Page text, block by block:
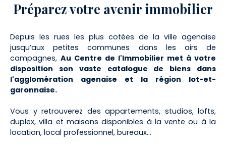
Préparezvotre avenir immobilier
Depuis les rues les plus cotées de la ville agenaise
jusqu’aux petites communes dans les airs de
campagnes, Au Centre de l'Immobilier met à votre
disposition son vaste catalogue de biens dans
l'agglomération agenaise et la région lot-et-
garonnaise.
Vous y retrouverez des appartements, studios, lofts,
duplex, villa et maisons disponibles à la vente ou à la
location, local professionnel, bureaux…